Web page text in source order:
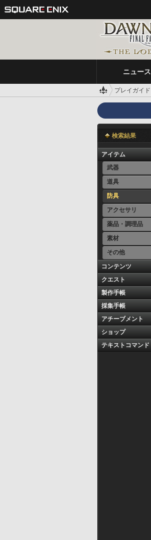
ニュース
プレイガイド
検索結果
アイテム
武器
道具
防具
アクセサリ
薬品・調理品
素材
その他
コンテンツ
クエスト
製作手帳
採集手帳
アチーブメント
ショップ
テキストコマンド